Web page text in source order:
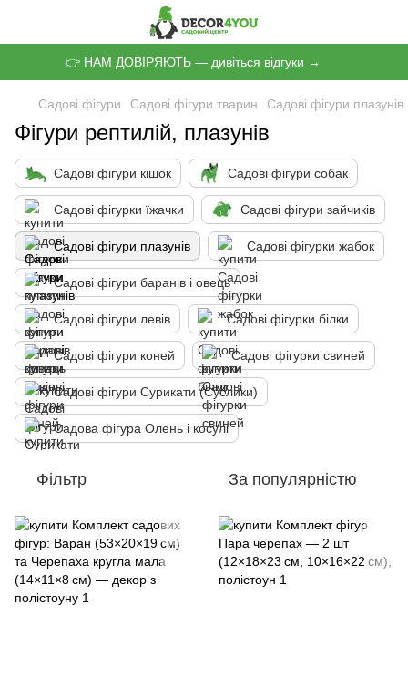
👉 НАМ ДОВІРЯЮТЬ — дивіться відгуки →
Садові фігури Садові фігури тварин Садові фігури плазунів
Фігури рептилій, плазунів
Садові фігури кішок Садові фігури собак
Садові фігурки їжачки Садові фігури зайчиків
Садові фігури плазунів Садові фігурки жабок
Садові фігури баранів і овець
Садові фігури левів Садові фігурки білки
Садові фігури коней Садові фігурки свиней
Садові фігури Сурикати (Суслики)
Садова фігура Олень і косулі
Фільтр За популярністю